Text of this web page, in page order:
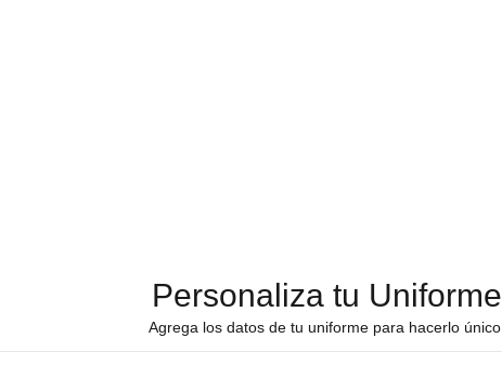
Personaliza tu Uniforme
Agrega los datos de tu uniforme para hacerlo único.